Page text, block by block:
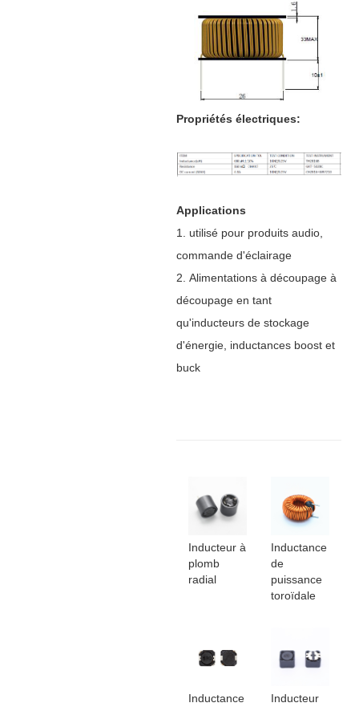
Propriétés électriques:
Applications
1. utilisé pour produits audio,
commande d'éclairage
2. Alimentations à découpage à
découpage en tant
qu'inducteurs de stockage
d'énergie, inductances boost et
buck
Inducteur à
plomb
radial
Inductance
de
puissance
toroïdale
Inductance
Inducteur